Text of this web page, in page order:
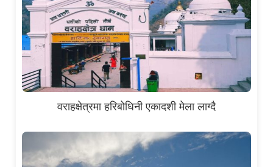
वराहक्षेत्रमा हरिबोधिनी एकादशी मेला लाग्दै